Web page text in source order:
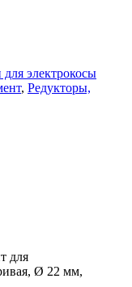
для электрокосы
, Редукторы,
для
Ø 22 мм,